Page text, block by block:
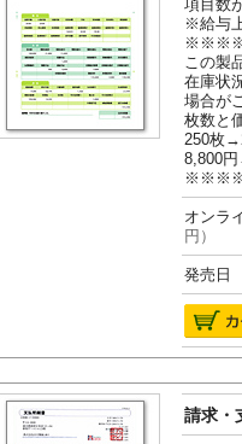
項目数
※給与
この製
在庫状
場合が
枚数と
250枚
8,800
オン
円）
発売日
請求・